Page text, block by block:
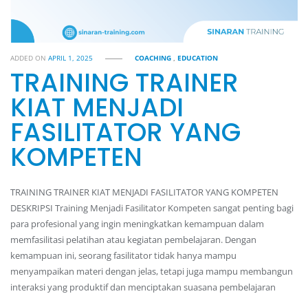
ADDED ONAPRIL 1, 2025 COACHING ,EDUCATION
TRAINING TRAINER
KIAT MENJADI
FASILITATOR YANG
KOMPETEN
TRAINING TRAINER KIAT MENJADI FASILITATOR YANG KOMPETEN
DESKRIPSI Training Menjadi Fasilitator Kompeten sangat penting bagi
para profesional yang ingin meningkatkan kemampuan dalam
memfasilitasi pelatihan atau kegiatan pembelajaran. Dengan
kemampuan ini, seorang fasilitator tidak hanya mampu
menyampaikan materi dengan jelas, tetapi juga mampu membangun
interaksi yang produktif dan menciptakan suasana pembelajaran